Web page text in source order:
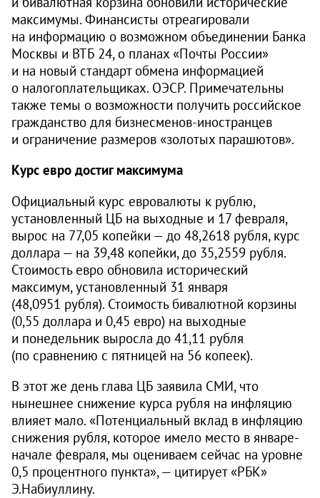
максимумы. Финансисты отреагировали
на информацию о возможном объединении Банка
Москвы и ВТБ 24, о планах «Почты России»
и на новый стандарт обмена информацией
о налогоплательщиках. ОЭСР. Примечательны
также темы о возможности получить российское
гражданство для бизнесменов-иностранцев
и ограничение размеров «золотых парашютов».
Курс евро достиг максимума
Официальный курс евровалюты к рублю,
установленный ЦБ на выходные и 17 февраля,
вырос на 77,05 копейки — до 48,2618 рубля, курс
доллара — на 39,48 копейки, до 35,2559 рубля.
Стоимость евро обновила исторический
максимум, установленный 31 января
(48,0951 рубля). Стоимость бивалютной корзины
(0,55 доллара и 0,45 евро) на выходные
и понедельник выросла до 41,11 рубля
(по сравнению с пятницей на 56 копеек).
В этот же день глава ЦБ заявила СМИ, что
нынешнее снижение курса рубля на инфляцию
влияет мало. «Потенциальный вклад в инфляцию
снижения рубля, которое имело место в январе-
начале февраля, мы оцениваем сейчас на уровне
0,5 процентного пункта», — цитирует «РБК»
Э.Набиуллину.